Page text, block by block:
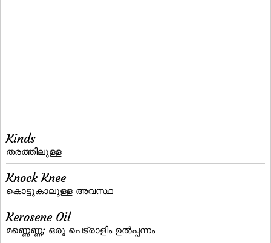
Kinds
തരത്തിലുള്ള
Knock Knee
കൊട്ടുകാലുള്ള അവസ്ഥ
Kerosene Oil
മണ്ണെണ്ണ; ഒരു പെട്രാളിം ഉല്‍പ്പന്നം